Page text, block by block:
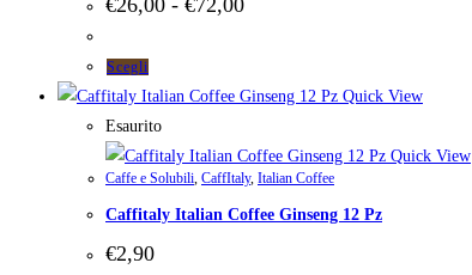
€26,00
a
Scegli
prodotto
ha
più
varianti.
Le
opzioni
Quick View
Esaurito
Quick View
Caffe e Solubili, CaffItaly, Italian Coffee
Caffitaly Italian Coffee Ginseng 12 Pz
€2,90